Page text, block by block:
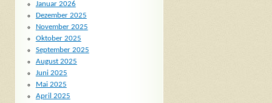
Januar 2026
Dezember 2025
November 2025
Oktober 2025
September 2025
August 2025
Juni 2025
Mai 2025
April 2025